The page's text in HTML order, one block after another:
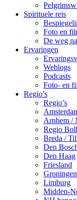
Spirituele reis
Foto en
De weg
Ervaringen
Weblogs
Podcasts
Foto- en
Regio’s
Regio’s
Arnhem /
Regio
Breda /
Den
Den Haag
Friesland
Limburg
Midden-